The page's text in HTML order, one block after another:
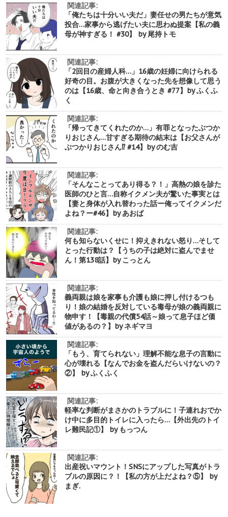
関連記事:
「俺たちは十分いい夫だ」妻任せの男たちが意気
投合…家事から逃げたい夫に思わぬ提案【私の義
母が神すぎる！ #30】 by 尾持トモ
関連記事:
「2回目の産婦人科…」16歳の妊婦に向けられる
好奇の目。お腹が大きくなった先を想像して思う
のは【16歳、命と向き合うとき #77】by ふくふ
く
関連記事:
「帰ってきてくれたのか…」有罪となったぶつか
りおじさん…甘すぎる期待の結末は【お父さんが
ぶつかりおじさん⁉︎ #14】by のむ吉
関連記事:
「そんなことってあり得る？！」高熱の娘を診た
医師のひと言…自称イクメン夫が驚いた事実とは
【妻と身体が入れ替わった話ー俺ってイクメンだ
よね？ー#46】by あおば
関連記事:
何も知らないくせに！抑えきれない怒り…そして
とった行動は？【うちの子は絶対に盗んでませ
ん！第138話】by こっとん
関連記事:
義両親は娘を家事も介護も娘に押し付けるつも
り！娘の結婚を反対している毒母が娘の義両親に
物申す！【毒親の代償54話～娘って息子ほど価
値があるの？】by ネギマヨ
関連記事:
「もう、育てられない」理解不能な息子の言動に
心が壊れる【なんでお金を盗んだらいけないの？
②】 by ふくふく
関連記事:
軽率な判断がまさかのトラブルに！子連れおでか
け中に多目的トイレに入ったら…【外出先のトイ
レ難民記①】 by もっつん
関連記事:
出産祝いマウント！SNSにアップした写真がトラ
ブルの原因に？！【私の方が上だよね？⑤】 by
まぎ.